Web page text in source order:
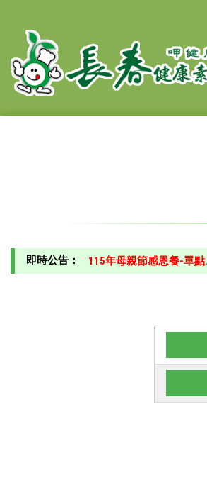
即時公告：115年母親節感恩餐-單點…